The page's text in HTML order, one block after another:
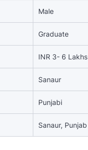
Male
Graduate
INR 3- 6 Lakhs
Sanaur
Punjabi
Sanaur, Punjab